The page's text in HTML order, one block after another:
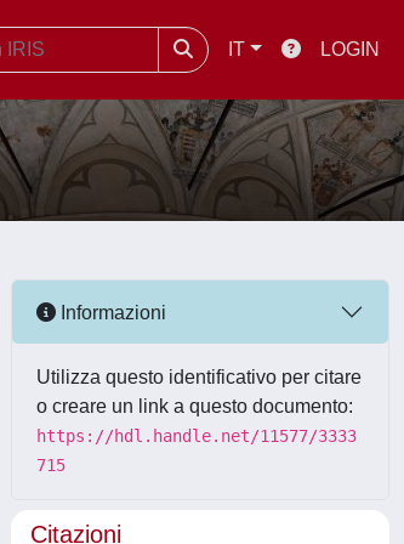
IT LOGIN
Informazioni
Utilizza questo identificativo per citare
o creare un link a questo documento:
https://hdl.handle.net/11577/3333
715
Citazioni